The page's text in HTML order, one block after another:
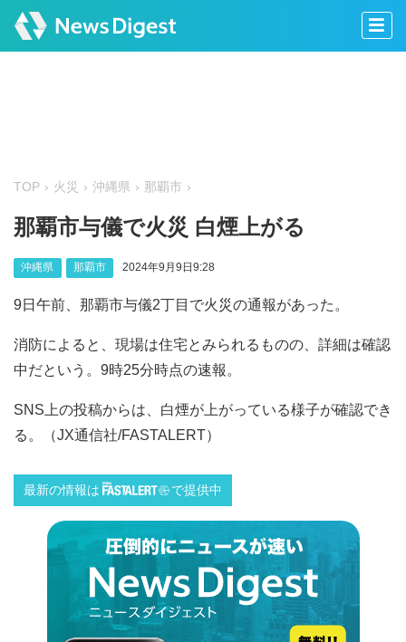
TOP 火災 沖縄県 那覇市
那覇市与儀で火災 白煙上がる
沖縄県 那覇市 2024年9月9日9:28
9日午前、那覇市与儀2丁目で火災の通報があった。
消防によると、現場は住宅とみられるものの、詳細は確認
中だという。9時25分時点の速報。
SNS上の投稿からは、白煙が上がっている様子が確認でき
る。（JX通信社/FASTALERT）
最新の情報は で提供中